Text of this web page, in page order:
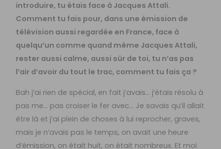
introduire, tu étais face à Jacques Attali.
Comment tu fais pour, dans une émission de
télévision aussi regardée en France, face à
quelqu’un comme quand même Jacques Attali,
rester aussi calme, aussi sûr de toi, tu n’as pas
l’air d’avoir du tout le trac, comment tu fais ça ?
Bah j’ai rien de spécial, en fait j’avais… j’étais résolu à
pas me… pas croiser le fer avec… Je savais qu’il allait
être là et j’ai plein de choses à lui reprocher, graves,
mais je n’avais pas le temps, on avait une heure
d’émission, on était huit, on était nombreux. Et moi